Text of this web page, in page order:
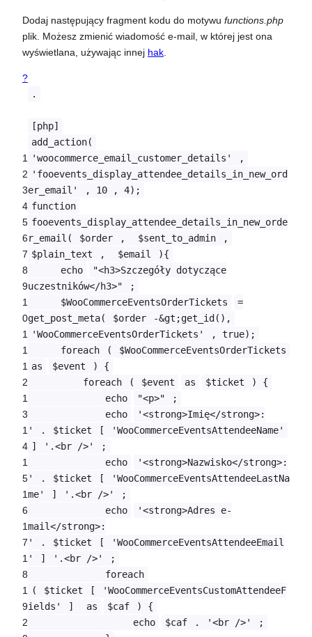
Dodaj następujący fragment kodu do motywu functions.php
plik. Możesz zmienić wiadomość e-mail, w której jest ona
wyświetlana, używając innej hak
?
1
2
3
4
5
6
7
8
9
1
0
1
1
1
2
1
3
1
4
1
5
1
6
1
7
1
8
1
9
2
.
[php]
add_action(
'woocommerce_email_customer_details'
,
'fooevents_display_attendee_details_in_new_ord
er_email'
, 10 , 4);
function
fooevents_display_attendee_details_in_new_orde
r_email(
$order , $sent_to_admin
,
$plain_text
, $email
){
echo
"<h3>Szczegóły dotyczące
uczestników</h3>"
;
$WooCommerceEventsOrderTickets
=
get_post_meta(
$order
-&gt;get_id(),
'WooCommerceEventsOrderTickets'
, true);
foreach
(
$WooCommerceEventsOrderTickets
as
$event
) {
foreach
( $event as $ticket
) {
echo
"<p>"
;
echo
'<strong>Imię</strong>:
'
. $ticket [
'WooCommerceEventsAttendeeName'
]
'.<br />'
;
echo
'<strong>Nazwisko</strong>:
'
. $ticket [
'WooCommerceEventsAttendeeLastNa
me'
] '.<br />'
;
echo
'<strong>Adres e-
mail</strong>:
'
. $ticket [
'WooCommerceEventsAttendeeEmail
'
] '.<br />'
;
foreach
(
$ticket [
'WooCommerceEventsCustomAttendeeF
ields'
] as $caf
) {
echo
$caf . '<br />'
;